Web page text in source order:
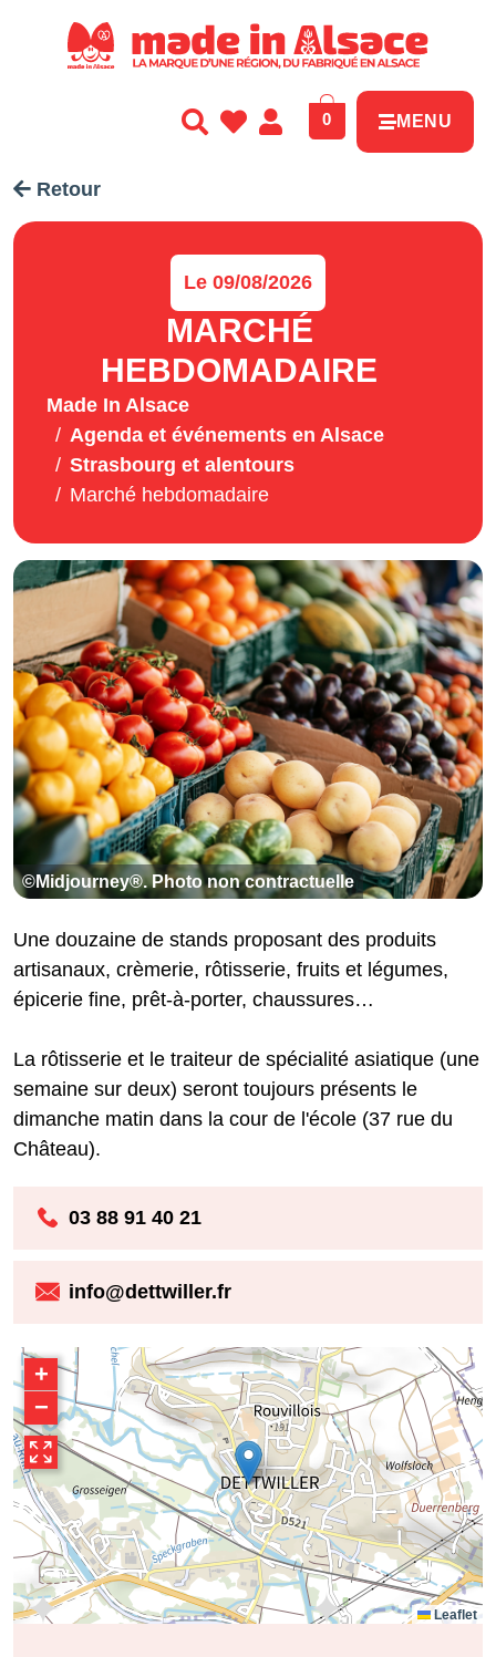
0 MENU
Retour
Le 09/08/2026
MARCHÉ
HEBDOMADAIRE
Made In Alsace
Agenda et événements en Alsace
Strasbourg et alentours
Marché hebdomadaire
©Midjourney®. Photo non contractuelle
Une douzaine de stands proposant des produits
artisanaux, crèmerie, rôtisserie, fruits et légumes,
épicerie fine, prêt-à-porter, chaussures…
La rôtisserie et le traiteur de spécialité asiatique (une
semaine sur deux) seront toujours présents le
dimanche matin dans la cour de l'école (37 rue du
Château).
03 88 91 40 21
info@dettwiller.fr
+
−
Leaflet